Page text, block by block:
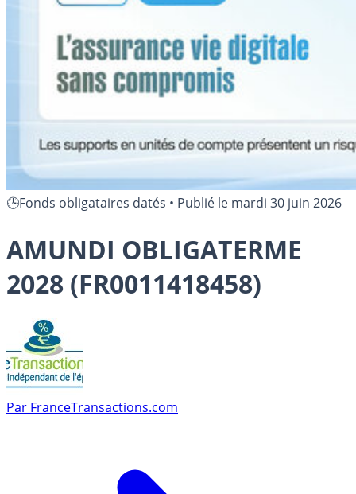
🕒Fonds obligataires datés • Publié le mardi 30 juin 2026
AMUNDI OBLIGATERME
2028 (FR0011418458)
Par FranceTransactions.com